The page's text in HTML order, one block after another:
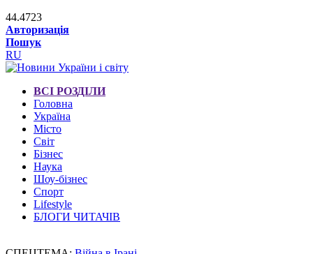
44.4723
Авторизація
Пошук
RU
ВСІ РОЗДІЛИ
Головна
Україна
Місто
Світ
Бізнес
Наука
Шоу-бізнес
Спорт
Lifestyle
БЛОГИ ЧИТАЧІВ